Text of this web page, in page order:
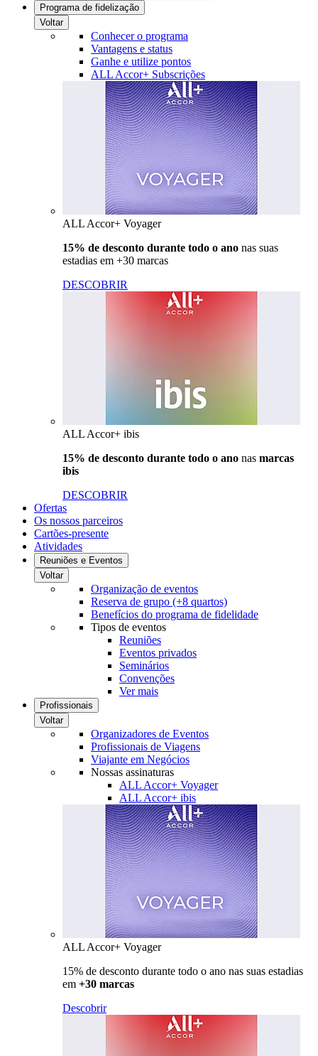
Programa de fidelização
Voltar
Conhecer o programa
Vantagens e status
Ganhe e utilize pontos
ALL Accor+ Subscrições
ALL Accor+ Voyager
15% de desconto durante todo o ano nas suas
estadias em +30 marcas
DESCOBRIR
ALL Accor+ ibis
15% de desconto durante todo o ano nas marcas
ibis
DESCOBRIR
Ofertas
Os nossos parceiros
Cartões-presente
Atividades
Reuniões e Eventos
Voltar
Organização de eventos
Reserva de grupo (+8 quartos)
Benefícios do programa de fidelidade
Tipos de eventos
Reuniões
Eventos privados
Seminários
Convenções
Ver mais
Profissionais
Voltar
Organizadores de Eventos
Profissionais de Viagens
Viajante em Negócios
Nossas assinaturas
ALL Accor+ Voyager
ALL Accor+ ibis
ALL Accor+ Voyager
15% de desconto durante todo o ano nas suas estadias
em +30 marcas
Descobrir